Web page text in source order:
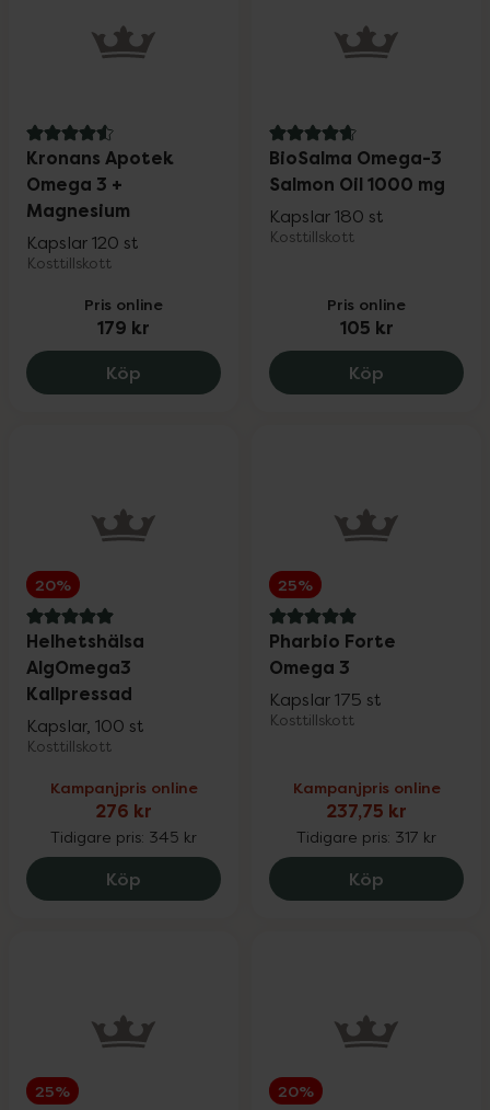
4.6 av 5 i omdöme
Kronans Apotek
Omega 3 +
Magnesium
Kapslar 120 st
Kosttillskott
Pris online
179 kr
Köp Kronans Apotek Omega 3 +
4.8 av 5 i omdöme
BioSalma Omega-3
Salmon Oil 1000 mg
Kapslar 180 st
Kosttillskott
Pris online
105 kr
Köp BioSalma
20%
5 av 5 i omdöme
Helhetshälsa
AlgOmega3
Kallpressad
Kapslar, 100 st
Kosttillskott
Kampanjpris online
276 kr
Tidigare pris: 345 kr
Köp Helhetshälsa AlgOmega3 Kallpressad,
25%
5 av 5 i omdöme
Pharbio Forte
Omega 3
Kapslar 175 st
Kosttillskott
Kampanjpris online
237,75 kr
Tidigare pris: 317 kr
Köp Pharbio
25% 20%